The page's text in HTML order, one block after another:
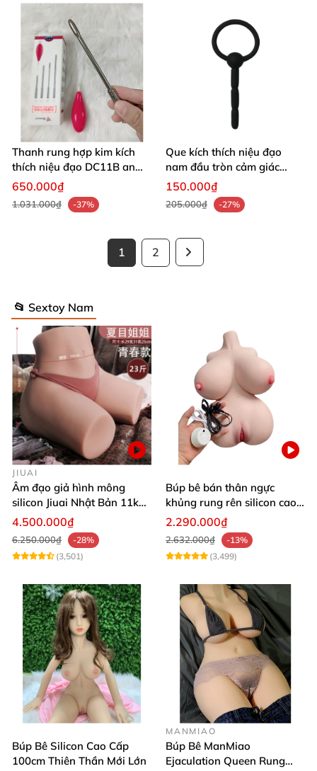
Thanh rung hợp kim kích
thích niệu đạo DC11B an
toàn
650.000₫
1.031.000₫ -37%
Que kích thích niệu đạo
nam đầu tròn cảm giác
mạnh bạo
150.000₫
205.000₫ -27%
1 2
📂 Sextoy Nam
JIUAI
Âm đạo giả hình mông
silicon Jiuai Nhật Bản 11kg
kích cỡ thật
4.500.000₫
6.250.000₫
-28%
(3,501)
Búp bê bán thân ngực
khủng rung rên silicon cao
cấp kích thích cực đã
2.290.000₫
2.632.000₫
-13%
(3,499)
Búp Bê Silicon Cao Cấp
100cm Thiên Thần Mới Lớn
MANMIAO
Búp Bê ManMiao
Ejaculation Queen Rung